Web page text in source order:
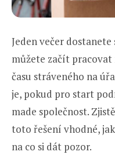
Jeden večer
můžete začít pracovat
času stráveného na
je, pokud pro start
made společnost.
toto řešení vhodné,
na co si dát pozor.